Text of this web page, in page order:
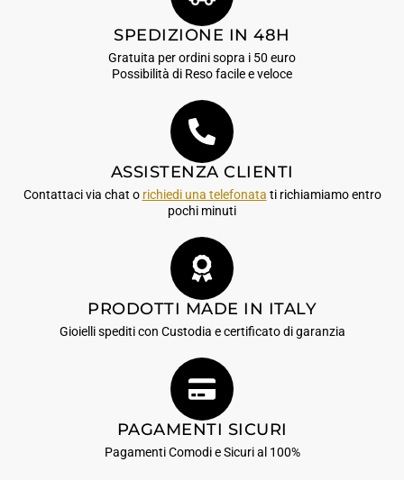
SPEDIZIONE IN 48H
Gratuita per ordini sopra i 50 euro
Possibilità di Reso facile e veloce
ASSISTENZA CLIENTI
Contattaci via chat o richiedi una telefonata ti richiamiamo entro
pochi minuti
PRODOTTI MADE IN ITALY
Gioielli spediti con Custodia e certificato di garanzia
PAGAMENTI SICURI
Pagamenti Comodi e Sicuri al 100%